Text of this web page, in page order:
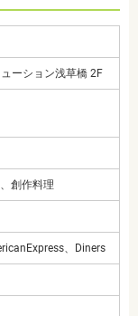
ーション浅草橋 2F
創作料理
、Diners